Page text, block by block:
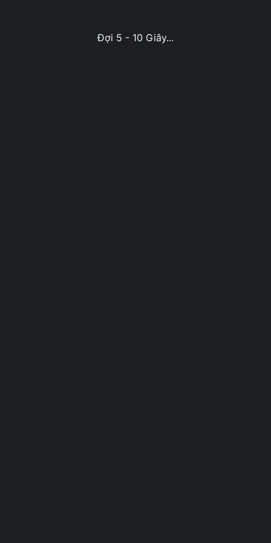
Đợi 5 - 10 Giây...